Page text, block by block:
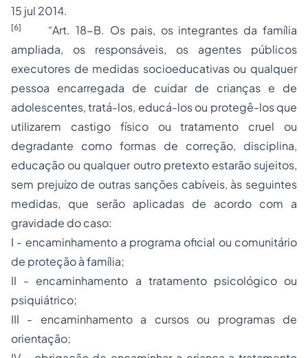
15 jul 2014.
[6]
“Art. 18-B. Os pais, os integrantes da família
ampliada, os responsáveis, os agentes públicos
executores de medidas socioeducativas ou qualquer
pessoa encarregada de cuidar de crianças e de
adolescentes, tratá-los, educá-los ou protegê-los que
utilizarem castigo físico ou tratamento cruel ou
degradante como formas de correção, disciplina,
educação ou qualquer outro pretexto estarão sujeitos,
sem prejuízo de outras sanções cabíveis, às seguintes
medidas, que serão aplicadas de acordo com a
gravidade do caso:
I - encaminhamento a programa oficial ou comunitário
de proteção à família;
II - encaminhamento a tratamento psicológico ou
psiquiátrico;
III - encaminhamento a cursos ou programas de
orientação;